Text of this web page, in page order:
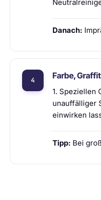
Danach:
Farbe,
1. Speziellen
unauffälliger
einwirken
Tipp: Bei